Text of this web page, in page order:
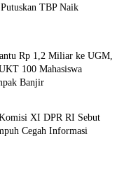
TBP Naik
Rp 1,2 Miliar ke UGM,
100 Mahasiswa
Banjir
XI DPR RI Sebut
Cegah Informasi